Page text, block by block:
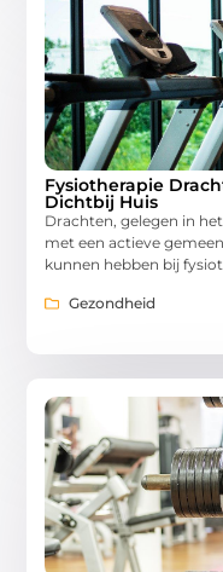
Fysiotherapie
Dichtbij Huis
Drachten, gelegen in
met een actieve
kunnen hebben bij
Gezondheid